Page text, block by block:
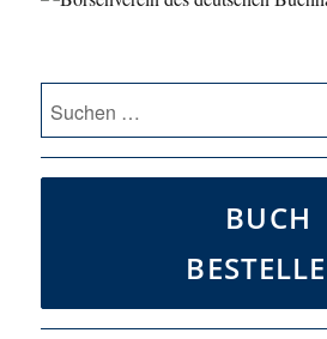
Suche
nach:
BUCH